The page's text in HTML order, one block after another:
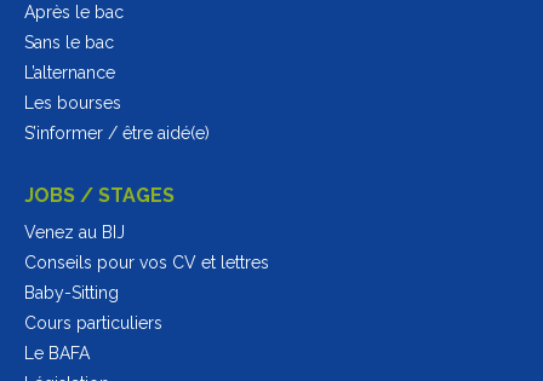
Après le bac
Sans le bac
L’alternance
Les bourses
S’informer / être aidé(e)
JOBS / STAGES
Venez au BIJ
Conseils pour vos CV et lettres
Baby-Sitting
Cours particuliers
Le BAFA